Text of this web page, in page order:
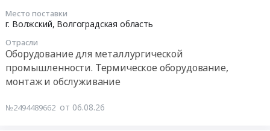
Место поставки
г. Волжский, Волгоградская область
Отрасли
Оборудование для металлургической
промышленности. Термическое оборудование,
монтаж и обслуживание
№2494489662 от 06.08.26